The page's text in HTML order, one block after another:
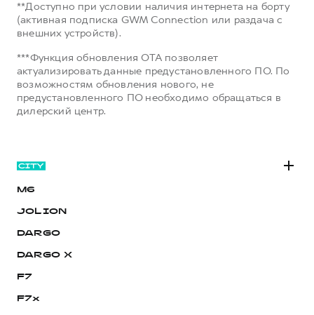
**Доступно при условии наличия интернета на борту
(активная подписка GWM Connection или раздача с
внешних устройств).
***Функция обновления OTA позволяет
актуализировать данные предустановленного ПО. По
возможностям обновления нового, не
предустановленного ПО необходимо обращаться в
дилерский центр.
M6
JOLION
DARGO
DARGO Х
F7
F7x